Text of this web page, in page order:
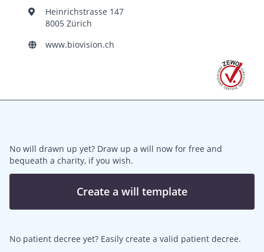
Heinrichstrasse 147
8005 Zürich
www.biovision.ch
No will drawn up yet? Draw up a will now for free and
bequeath a charity, if you wish.
Create a will template
No patient decree yet? Easily create a valid patient decree.